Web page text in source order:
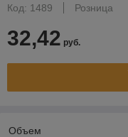
Код: 1489
Розница
32,42 руб.
Объем